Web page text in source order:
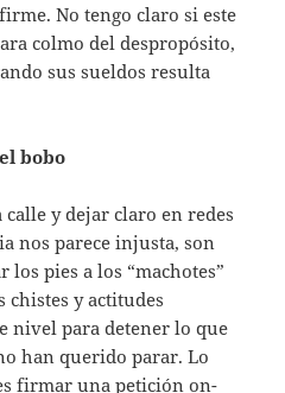
No tengo claro si este
colmo del despropósito,
sus sueldos resulta
bobo
y dejar claro en redes
nos parece injusta, son
los pies a los “machotes”
chistes y actitudes
nivel para detener lo que
han querido parar. Lo
firmar una petición on-